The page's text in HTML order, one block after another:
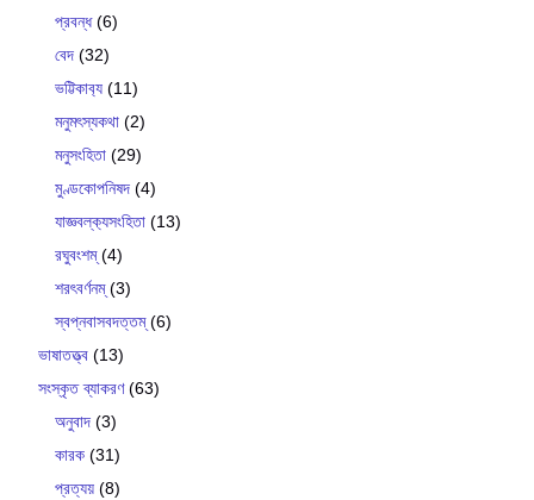
প্রবন্ধ(6)
বেদ (32)
ভট্টিকাব‍্য (11)
মনুমৎস্যকথা (2)
মনুসংহিতা (29)
মুণ্ডকোপনিষদ (4)
যাজ্ঞবল্ক‍্যসংহিতা (13)
রঘুবংশম্(4)
শরৎবর্ণনম্(3)
স্বপ্নবাসবদত্তম্(6)
ভাষাতত্ত্ব (13)
সংস্কৃত ব্যাকরণ(63)
অনুবাদ (3)
কারক (31)
প্রত্যয় (8)